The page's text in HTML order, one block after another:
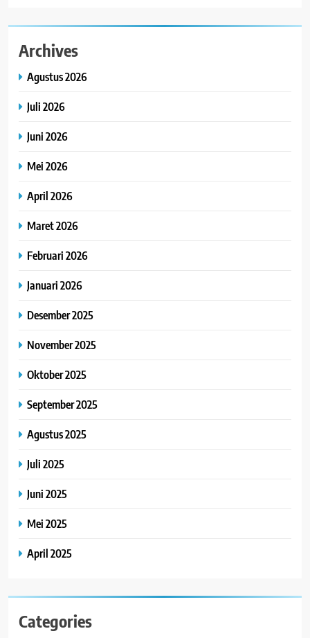
Archives
Agustus 2026
Juli 2026
Juni 2026
Mei 2026
April 2026
Maret 2026
Februari 2026
Januari 2026
Desember 2025
November 2025
Oktober 2025
September 2025
Agustus 2025
Juli 2025
Juni 2025
Mei 2025
April 2025
Categories